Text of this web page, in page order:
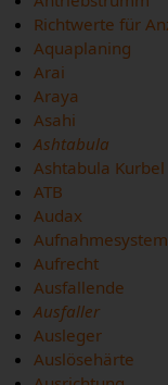
Richtwerte für
Aquaplaning
Arai
Araya
Asahi
Ashtabula
Ashtabula Kurbel
ATB
Audax
Aufrecht
Ausfallende
Ausfaller
Ausleger
Auslösehärte